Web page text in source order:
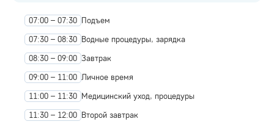
07:00 – 07:30 Подъем
07:30 – 08:30 Водные процедуры, зарядка
08:30 – 09:00 Завтрак
09:00 – 11:00 Личное время
11:00 – 11:30 Медицинский уход, процедуры
11:30 – 12:00 Второй завтрак